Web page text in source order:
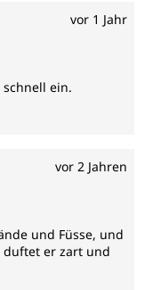
vor 1 Jahr
5 von 5 Sternen
ein.
vor 2 Jahren
5 von 5 Sternen
und Füsse, und
er zart und